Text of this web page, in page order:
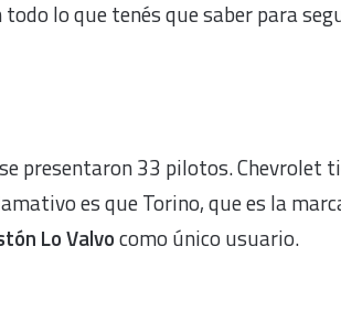
lo que tenés que saber para
presentaron 33 pilotos. Chevrolet
es que Torino, que es la
Lo Valvocomo único usuario.